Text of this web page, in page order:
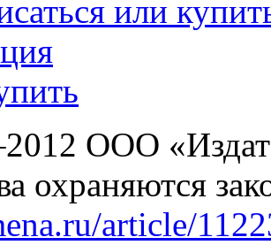
или
ООО
охраняются
article/